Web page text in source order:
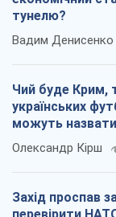
тунелю?
Вадим Денисенко
Чий буде Крим,
українських
можуть
Олександр Кірш
Захід проспав